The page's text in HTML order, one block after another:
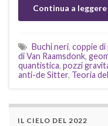
Continua a leggere
Buchi neri, coppie
di Van Raamsdonk,
quantistica, pozzi
anti-de Sitter, Teoria
IL CIELO DEL 2022